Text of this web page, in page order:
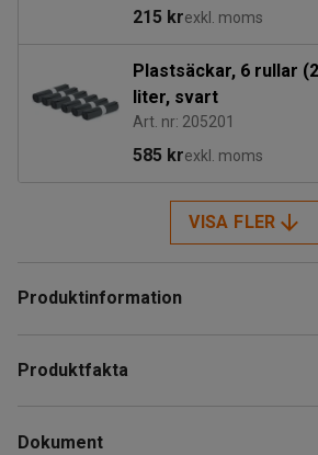
215 krexkl. moms
Plastsäckar, 6 rullar
liter, svart
Art. nr: 205201
585 krexkl. moms
VISA FLER
Produktinformation
hållaren lätt att flytta. Hållaren
Produktfakta
Bredd: 450
Dokument